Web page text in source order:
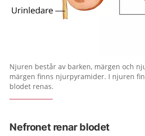
Förstora bilden
Njuren består av barken, märgen och
märgen finns njurpyramider. I njuren
blodet renas.
Nefronet renar blodet